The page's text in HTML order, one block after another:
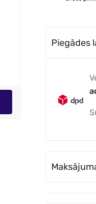
Piegādes